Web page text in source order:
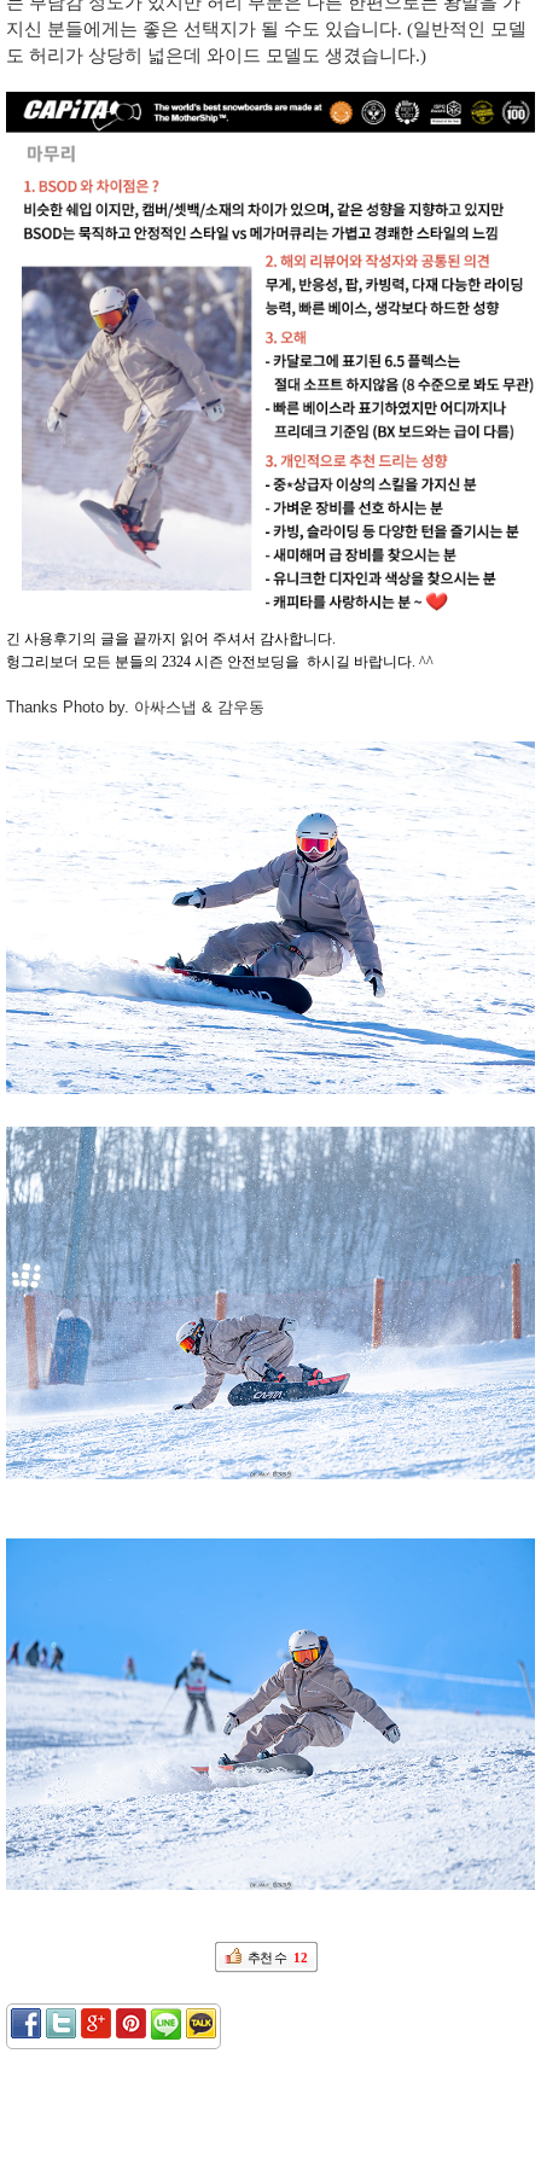
지신 분들에게는 좋은 선택지가 될 수도 있습니다. (일반적인 모델
도 허리가 상당히 넓은데 와이드 모델도 생겼습니다.)
긴 사용후기의 글을 끝까지 읽어 주셔서 감사합니다.
헝그리보더 모든 분들의 2324 시즌 안전보딩을 하시길 바랍니다. ^^
Thanks Photo by. 아싸스냅 & 감우동
추천 수 12